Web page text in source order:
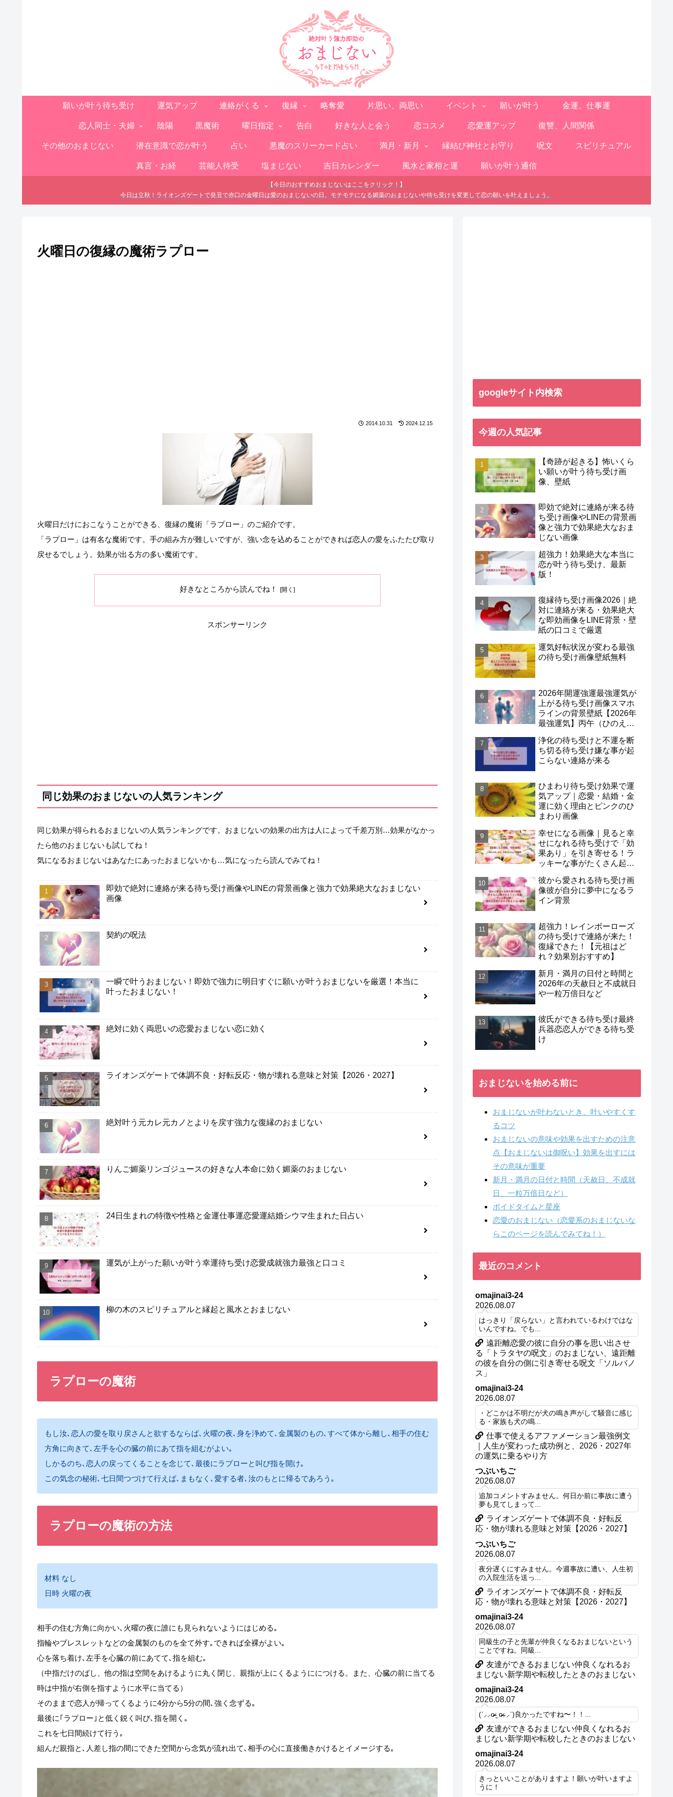
願いが叶う待ち受け 運気アップ 連絡がくる 復縁 略奪愛 片思い、両思い イベント 願いが叶う 金運、仕事運
恋人同士・夫婦 陰陽 黒魔術 曜日指定 告白 好きな人と会う 恋コスメ 恋愛運アップ 復讐、人間関係
その他のおまじない 潜在意識で恋が叶う 占い 悪魔のスリーカード占い 満月・新月 縁結び神社とお守り 呪文 スピリチュアル
真言・お経 芸能人待受 塩まじない 吉日カレンダー 風水と家相と運 願いが叶う通信
【今日のおすすめおまじないはここをクリック！】
今日は立秋！ライオンズゲートで癸丑で赤口の金曜日は愛のおまじないの日。モテモテになる媚薬のおまじないや待ち受けを変更して恋の願いを叶えましょう。
火曜日の復縁の魔術ラプロー
2014.10.31 2024.12.15
火曜日だけにおこなうことができる、復縁の魔術「ラプロー」のご紹介です。
「ラプロー」は有名な魔術です。手の組み方が難しいですが、強い念を込めることができれば恋人の愛をふたたび取り
戻せるでしょう。効果が出る方の多い魔術です。
好きなところから読んでね！
スポンサーリンク
同じ効果のおまじないの人気ランキング
同じ効果が得られるおまじないの人気ランキングです。おまじないの効果の出方は人によって千差万別…効果がなかっ
たら他のおまじないも試してね！
気になるおまじないはあなたにあったおまじないかも…気になったら読んでみてね！
即効で絶対に連絡が来る待ち受け画像やLINEの背景画像と強力で効果絶大なおまじない
画像
契約の呪法
一瞬で叶うおまじない！即効で強力に明日すぐに願いが叶うおまじないを厳選！本当に
叶ったおまじない！
絶対に効く両思いの恋愛おまじない恋に効く
ライオンズゲートで体調不良・好転反応・物が壊れる意味と対策【2026・2027】
絶対叶う元カレ元カノとよりを戻す強力な復縁のおまじない
りんご媚薬リンゴジュースの好きな人本命に効く媚薬のおまじない
24日生まれの特徴や性格と金運仕事運恋愛運結婚シウマ生まれた日占い
運気が上がった願いが叶う幸運待ち受け恋愛成就強力最強と口コミ
柳の木のスピリチュアルと縁起と風水とおまじない
ラプローの魔術
もし汝､恋人の愛を取り戻さんと欲するならば､火曜の夜､身を浄めて､金属製のもの､すべて体から離し､相手の住む
方角に向きて､左手を心の臓の前にあて指を組むがよい｡
しかるのち､恋人の戻ってくることを念じて､最後にラプローと叫び指を開け｡
この気念の秘術､七日間つづけて行えば､まもなく､愛する者､汝のもとに帰るであろう｡
ラプローの魔術の方法
材料 なし
日時 火曜の夜
相手の住む方角に向かい､火曜の夜に誰にも見られないようにはじめる｡
指輪やブレスレットなどの金属製のものを全て外す｡できれば全裸がよい｡
心を落ち着け､左手を心臓の前にあてて､指を組む｡
（中指だけのばし、他の指は空間をあけるように丸く閉じ、親指が上にくるようににつける。また、心臓の前に当てる
時は中指が右側を指すように水平に当てる）
そのままで恋人が帰ってくるように4分から5分の間､強く念ずる｡
最後に｢ラプロー｣と低く鋭く叫び､指を開く｡
これを七日間続けて行う｡
組んだ親指と､人差し指の間にできた空間から念気が流れ出て､相手の心に直接働きかけるとイメージする｡
googleサイト内検索
今週の人気記事
【奇跡が起きる】怖いくら
い願いが叶う待ち受け画
像、壁紙
即効で絶対に連絡が来る待
ち受け画像やLINEの背景画
像と強力で効果絶大なおま
じない画像
超強力！効果絶大な本当に
恋が叶う待ち受け、最新
版！
復縁待ち受け画像2026｜絶
対に連絡が来る・効果絶大
な即効画像をLINE背景・壁
紙の口コミで厳選
運気好転状況が変わる最強
の待ち受け画像壁紙無料
2026年開運強運最強運気が
上がる待ち受け画像スマホ
ラインの背景壁紙【2026年
最強運気】丙午（ひのえう
浄化の待ち受けと不運を断
ち切る待ち受け嫌な事が起
こらない連絡が来る
ひまわり待ち受け効果で運
気アップ｜恋愛・結婚・金
運に効く理由とピンクのひ
まわり画像
幸せになる画像｜見ると幸
せになれる待ち受けで「効
果あり」を引き寄せる！ラ
ッキーな事がたくさん起こ
彼から愛される待ち受け画
像彼が自分に夢中になるラ
イン背景
超強力！レインボーローズ
の待ち受けで連絡が来た！
復縁できた！【元祖はど
れ？効果別おすすめ】
新月・満月の日付と時間と
2026年の天赦日と不成就日
や一粒万倍日など
彼氏ができる待ち受け最終
兵器恋恋人ができる待ち受
け
おまじないを始める前に
おまじないが叶わないとき、叶いやすくす
るコツ
おまじないの意味や効果を出すための注意
点【おまじないは御呪い】効果を出すには
その意味が重要
新月・満月の日付と時間（天赦日、不成就
日、一粒万倍日など）
ボイドタイムと星座
恋愛のおまじない（恋愛系のおまじないな
らこのページを読んでみてね！）
最近のコメント
omajinai3-24
2026.08.07
はっきり「戻らない」と言われているわけではな
いんですね。でも...
遠距離恋愛の彼に自分の事を思い出させ
る「トラタヤの呪文」のおまじない、遠距離
の彼を自分の側に引き寄せる呪文「ソルバノ
ス」
omajinai3-24
2026.08.07
・どこかは不明だが犬の鳴き声がして騒音に感じ
る・家族も犬の鳴...
仕事で使えるアファメーション最強例文
｜人生が変わった成功例と、2026・2027年
の運気に乗るやり方
つぶいちご
2026.08.07
追加コメントすみません。何日か前に事故に遭う
夢も見てしまって...
ライオンズゲートで体調不良・好転反
応・物が壊れる意味と対策【2026・2027】
つぶいちご
2026.08.07
夜分遅くにすみません。今週事故に遭い、人生初
の入院生活を送っ...
ライオンズゲートで体調不良・好転反
応・物が壊れる意味と対策【2026・2027】
omajinai3-24
2026.08.07
同級生の子と先輩が仲良くなるおまじないという
ことですね。同級...
友達ができるおまじない仲良くなれるお
まじない新学期や転校したときのおまじない
omajinai3-24
2026.08.07
(ˊ⸝⸝o̴̶̷ ̫ o̴̶̷⸝⸝ˋ)良かったですね〜！！...
友達ができるおまじない仲良くなれるお
まじない新学期や転校したときのおまじない
omajinai3-24
2026.08.07
きっといいことがありますよ！願いが叶いますよ
うに！